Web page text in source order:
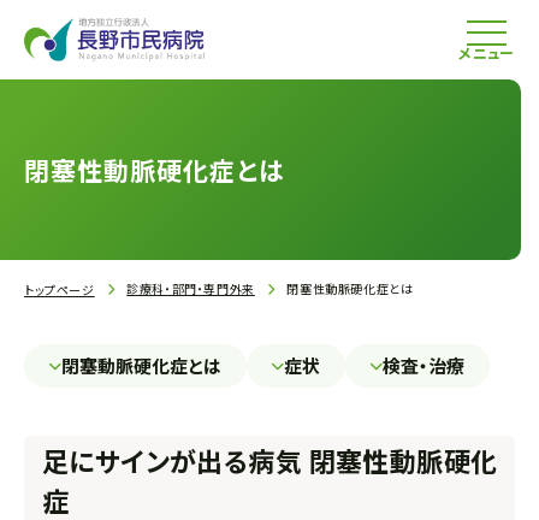
メニュー
閉塞性動脈硬化症とは
トップページ 診療科・部門・専門外来 閉塞性動脈硬化症とは
閉塞動脈硬化症とは 症状 検査・治療
足にサインが出る病気 閉塞性動脈硬化
症